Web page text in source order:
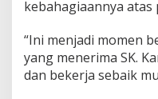
kebahagiaannya
“Ini menjadi momen
yang menerima SK.
dan bekerja sebaik